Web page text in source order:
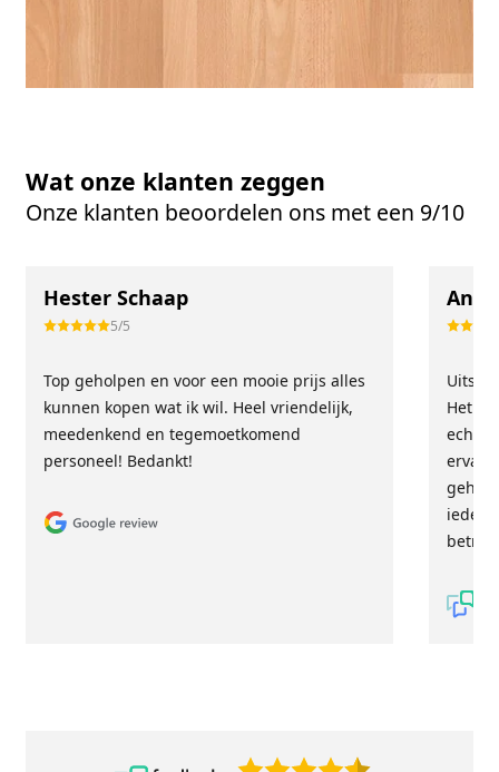
Wat onze klanten zeggen
Onze klanten beoordelen ons met een 9/10
Hester Schaap
5/5
Top geholpen en voor een mooie prijs alles
kunnen kopen wat ik wil. Heel vriendelijk,
meedenkend en tegemoetkomend
personeel! Bedankt!
Het
echt